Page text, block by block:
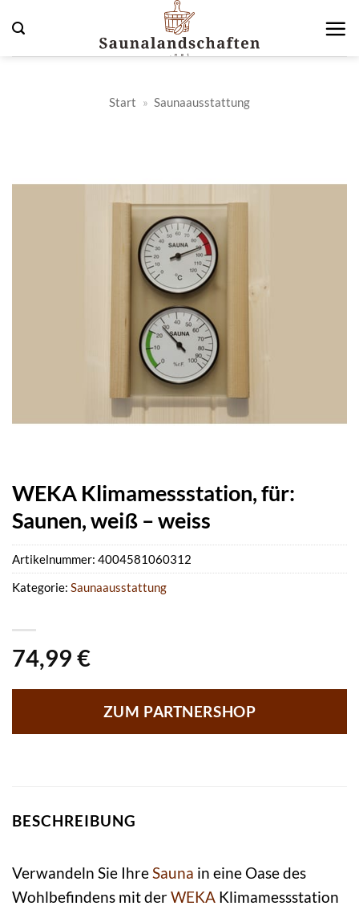
Inhalt
springen
Start » Saunaausstattung
WEKA Klimamessstation, für:
Saunen, weiß – weiss
74,99 €
ZUM PARTNERSHOP
Artikelnummer: 4004581060312
Kategorie: Saunaausstattung
BESCHREIBUNG
Verwandeln Sie Ihre Sauna in eine Oase des
Wohlbefindens mit derWEKA Klimamessstation